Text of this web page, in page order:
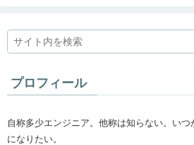
プロフィール
自称多少エンジニア。他称は知らない。い
になりたい。